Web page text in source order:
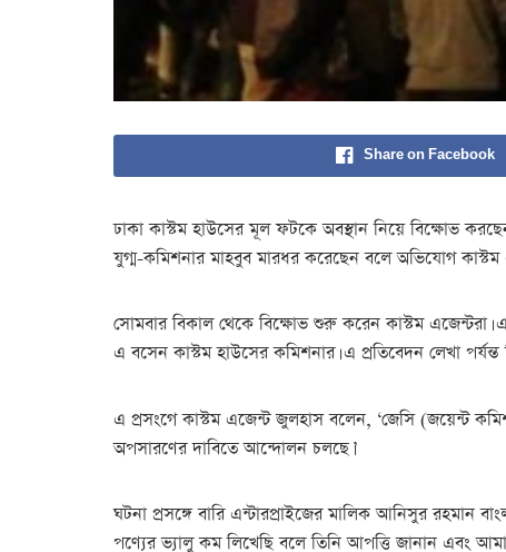
Share on Facebook
ঢাকা কাস্টম হাউসের মূল ফটকে অবস্থান নিয়ে বিক্ষোভ
যুগ্ম-কমিশনার মাহবুব মারধর করেছেন বলে অভিযোগ কাস্টম
সোমবার বিকাল থেকে বিক্ষোভ শুরু করেন কাস্টম এজেন্টরা।
এ বসেন কাস্টম হাউসের কমিশনার। এ প্রতিবেদন লেখা পর্যন্ত
এ প্রসংগে কাস্টম এজেন্ট জুলহাস বলেন, ‘জেসি (জয়েন্ট
অপসারণের দাবিতে আন্দোলন চলছে।’
ঘটনা প্রসঙ্গে বারি এন্টারপ্রাইজের মালিক আনিসুর রহমান
পণ্যের ভ্যালু কম লিখেছি বলে তিনি আপত্তি জানান এবং